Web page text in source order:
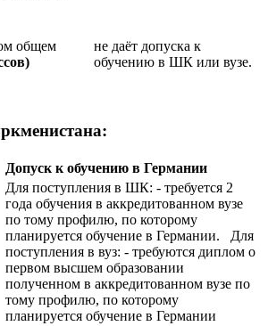
общем
не даёт допуска к
обучению в ШК или вузе.
Допуск к обучению в Германии
Для поступления в ШК: - требуется 2
года обучения в аккредитованном вузе
по тому профилю, по которому
планируется обучение в Германии. Для
поступления в вуз: - требуются диплом о
первом высшем образовании
полученном в аккредитованном вузе по
тому профилю, по которому
планируется обучение в Германии